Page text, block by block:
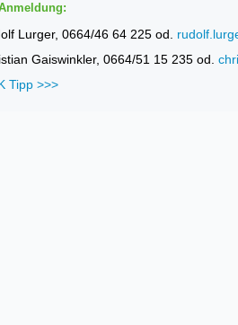
Lurger, 0664/46 64 225 od.
Gaiswinkler, 0664/51 15 235 od.
Tipp >>>